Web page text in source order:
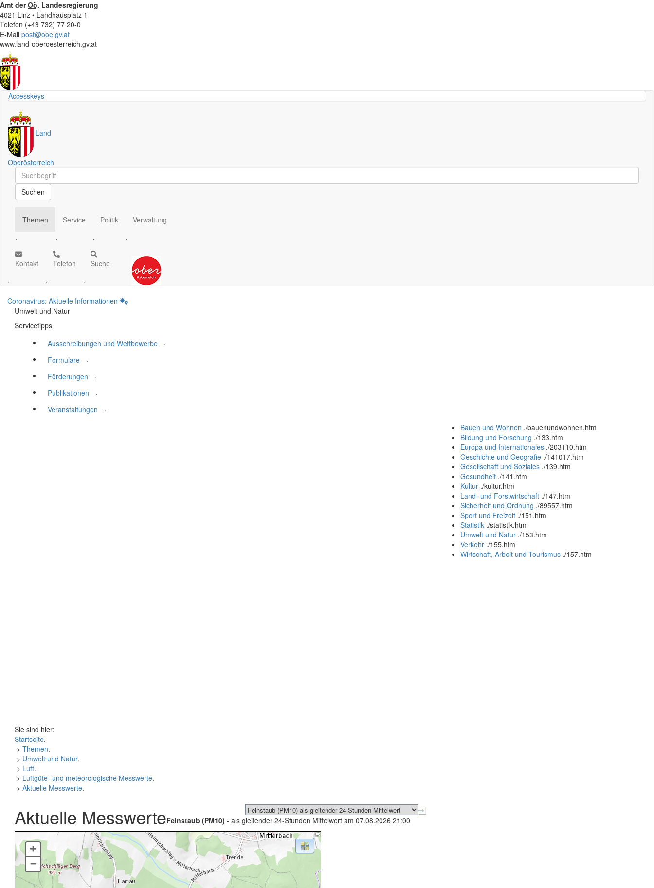
Amt derOö. Landesregierung
4021 Linz • Landhausplatz 1
Telefon (+43 732) 77 20-0
E-Mail post@ooe.gv.at
www.land-oberoesterreich.gv.at
Accesskeys
Land
Oberösterreich
Schnellsuche
Schnellsuche
Suchen
Themen
.
Service
.
Politik
.
Verwaltung
.
Kontakt
.
Telefon
.
Suche
.
Coronavirus: Aktuelle Informationen
Umwelt und Natur
Servicetipps
Ausschreibungen und Wettbewerbe
.
Formulare
.
Förderungen
.
Publikationen
.
Veranstaltungen
.
Bauen und Wohnen ./bauenundwohnen.htm
Bildung und Forschung ./133.htm
Europa und Internationales ./203110.htm
Geschichte und Geografie ./141017.htm
Gesellschaft und Soziales ./139.htm
Gesundheit ./141.htm
Kultur ./kultur.htm
Land- und Forstwirtschaft ./147.htm
Sicherheit und Ordnung ./89557.htm
Sport und Freizeit ./151.htm
Statistik ./statistik.htm
Umwelt und Natur ./153.htm
Verkehr ./155.htm
Wirtschaft, Arbeit und Tourismus ./157.htm
Sie sind hier:
Startseite.
> Themen.
> Umwelt und Natur.
> Luft.
> Luftgüte- und meteorologische Messwerte.
> Aktuelle Messwerte.
Aktuelle MesswerteFeinstaub (PM10) - als gleitender 24-Stunden Mittelwert am 07.08.2026 21:00
+
–